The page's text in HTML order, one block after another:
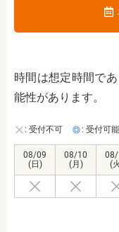
時間は想定時間で
能性があります。
: 受付不可 : 受付可能
08/09
(日)
08/10
(月)
08/
(